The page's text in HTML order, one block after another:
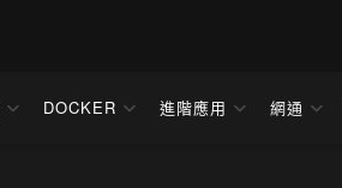
DOCKER 進階應用 網通